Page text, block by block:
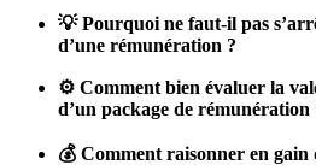
💡 Pourquoi ne faut-il pas
d’une rémunération ?
⚙️ Comment bien évaluer la
d’un package de rémunération
💰 Comment raisonner en gain